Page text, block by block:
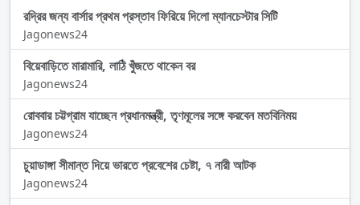
রদ্রির জন্য বার্সার প্রথম প্রস্তাব ফিরিয়ে দিলো ম্যানচেস্টার সিটি
Jagonews24
বিয়েবাড়িতে মারামারি, লাঠি খুঁজতে থাকেন বর
Jagonews24
রোববার চট্টগ্রাম যাচ্ছেন প্রধানমন্ত্রী, তৃণমূলের সঙ্গে করবেন মতবিনিময়
Jagonews24
চুয়াডাঙ্গা সীমান্ত দিয়ে ভারতে প্রবেশের চেষ্টা, ৭ নারী আটক
Jagonews24